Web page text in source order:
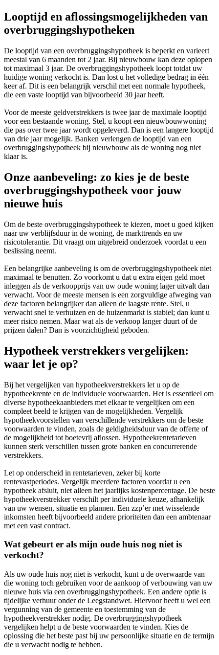
Looptijd en aflossingsmogelijkheden van
overbruggingshypotheken
De looptijd van een overbruggingshypotheek is beperkt en varieert
meestal van 6 maanden tot 2 jaar. Bij nieuwbouw kan deze oplopen
tot maximaal 3 jaar. De overbruggingshypotheek loopt totdat uw
huidige woning verkocht is. Dan lost u het volledige bedrag in één
keer af. Dit is een belangrijk verschil met een normale hypotheek,
die een vaste looptijd van bijvoorbeeld 30 jaar heeft.
Voor de meeste geldverstrekkers is twee jaar de maximale looptijd
voor een bestaande woning. Stel, u koopt een nieuwbouwwoning
die pas over twee jaar wordt opgeleverd. Dan is een langere looptijd
van drie jaar mogelijk. Banken verlengen de looptijd van een
overbruggingshypotheek bij nieuwbouw als de woning nog niet
klaar is.
Onze aanbeveling: zo kies je de beste
overbruggingshypotheek voor jouw
nieuwe huis
Om de beste overbruggingshypotheek te kiezen, moet u goed kijken
naar uw verblijfsduur in de woning, de markttrends en uw
risicotolerantie. Dit vraagt om uitgebreid onderzoek voordat u een
beslissing neemt.
Een belangrijke aanbeveling is om de overbruggingshypotheek niet
maximaal te benutten. Zo voorkomt u dat u extra eigen geld moet
inleggen als de verkoopprijs van uw oude woning lager uitvalt dan
verwacht. Voor de meeste mensen is een zorgvuldige afweging van
deze factoren belangrijker dan alleen de laagste rente. Stel, u
verwacht snel te verhuizen en de huizenmarkt is stabiel; dan kunt u
meer risico nemen. Maar wat als de verkoop langer duurt of de
prijzen dalen? Dan is voorzichtigheid geboden.
Hypotheek verstrekkers vergelijken:
waar let je op?
Bij het vergelijken van hypotheekverstrekkers let u op de
hypotheekrente en de individuele voorwaarden. Het is essentieel om
diverse hypotheekaanbieders met elkaar te vergelijken om een
compleet beeld te krijgen van de mogelijkheden. Vergelijk
hypotheekvoorstellen van verschillende verstrekkers om de beste
voorwaarden te vinden, zoals de geldigheidsduur van de offerte of
de mogelijkheid tot boetevrij aflossen. Hypotheekrentetarieven
kunnen sterk verschillen tussen grote banken en concurrerende
verstrekkers.
Let op onderscheid in rentetarieven, zeker bij korte
rentevastperiodes. Vergelijk meerdere factoren voordat u een
hypotheek afsluit, niet alleen het jaarlijks kostenpercentage. De beste
hypotheekverstrekker verschilt per individuele keuze, afhankelijk
van uw wensen, situatie en plannen. Een zzp’er met wisselende
inkomsten heeft bijvoorbeeld andere prioriteiten dan een ambtenaar
met een vast contract.
Wat gebeurt er als mijn oude huis nog niet is
verkocht?
Als uw oude huis nog niet is verkocht, kunt u de overwaarde van
die woning toch gebruiken voor de aankoop of verbouwing van uw
nieuwe huis via een overbruggingshypotheek. Een andere optie is
tijdelijke verhuur onder de Leegstandwet. Hiervoor heeft u wel een
vergunning van de gemeente en toestemming van de
hypotheekverstrekker nodig. De overbruggingshypotheek
vergelijken helpt u de beste voorwaarden te vinden. Kies de
oplossing die het beste past bij uw persoonlijke situatie en de termijn
die u verwacht nodig te hebben.